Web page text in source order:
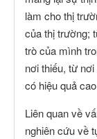
làm cho thị
của thị trường;
trò của mình
nơi thiếu, từ
có hiệu quả
Liên quan về
nghiên cứu về